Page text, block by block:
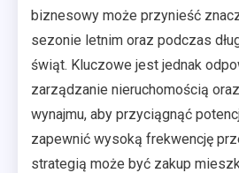
biznesowy może przynieść
sezonie letnim oraz podczas
świąt. Kluczowe jest jednak
zarządzanie nieruchomością
wynajmu, aby przyciągnąć
zapewnić wysoką frekwencję
strategią może być zakup